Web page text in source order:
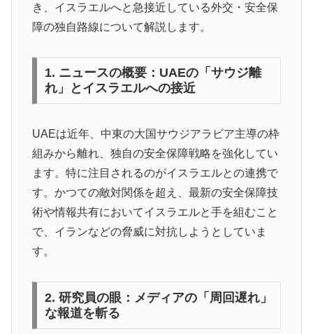
き、イスラエルへと急接近している外交・安全保
障の独自路線について解説します。
1. ニュースの概要：UAEの「サウジ離
れ」とイスラエルへの接近
UAEは近年、中東の大国サウジアラビア主導の枠
組みから離れ、独自の安全保障戦略を強化してい
ます。特に注目されるのがイスラエルとの連携で
す。かつての敵対関係を超え、最新の安全保障技
術や情報共有においてイスラエルと手を組むこと
で、イランなどの脅威に対抗しようとしていま
す。
2. 研究員の眼：メディアの「周回遅れ」
な報道を斬る